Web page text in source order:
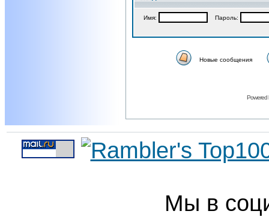
Имя: Пароль:
Новые сообщения
Powered
Мы в